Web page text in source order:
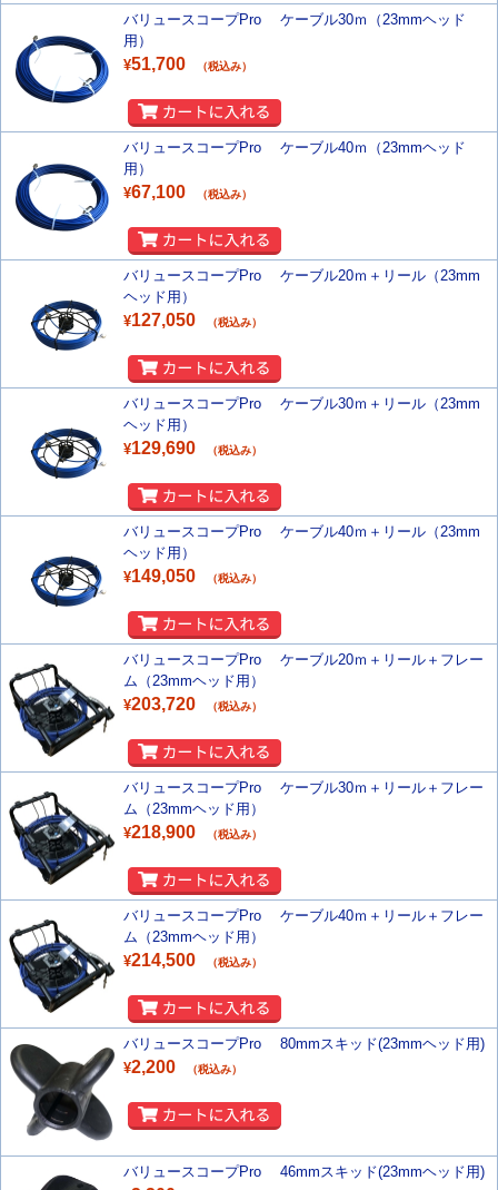
バリュースコープPro ケーブル30ｍ（23mmヘッド
用）
¥51,700 （税込み）
バリュースコープPro ケーブル40ｍ（23mmヘッド
用）
¥67,100 （税込み）
バリュースコープPro ケーブル20ｍ＋リール（23mm
ヘッド用）
¥127,050 （税込み）
バリュースコープPro ケーブル30ｍ＋リール（23mm
ヘッド用）
¥129,690 （税込み）
バリュースコープPro ケーブル40ｍ＋リール（23mm
ヘッド用）
¥149,050 （税込み）
バリュースコープPro ケーブル20ｍ＋リール＋フレー
ム（23mmヘッド用）
¥203,720 （税込み）
バリュースコープPro ケーブル30ｍ＋リール＋フレー
ム（23mmヘッド用）
¥218,900 （税込み）
バリュースコープPro ケーブル40ｍ＋リール＋フレー
ム（23mmヘッド用）
¥214,500 （税込み）
バリュースコープPro 80mmスキッド(23mmヘッド用)
¥2,200 （税込み）
バリュースコープPro 46mmスキッド(23mmヘッド用)